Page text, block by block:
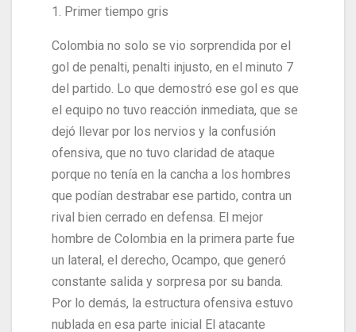
1. Primer tiempo gris
Colombia no solo se vio sorprendida por el
gol de penalti, penalti injusto, en el minuto 7
del partido. Lo que demostró ese gol es que
el equipo no tuvo reacción inmediata, que se
dejó llevar por los nervios y la confusión
ofensiva, que no tuvo claridad de ataque
porque no tenía en la cancha a los hombres
que podían destrabar ese partido, contra un
rival bien cerrado en defensa. El mejor
hombre de Colombia en la primera parte fue
un lateral, el derecho, Ocampo, que generó
constante salida y sorpresa por su banda.
Por lo demás, la estructura ofensiva estuvo
nublada en esa parte inicial El atacante